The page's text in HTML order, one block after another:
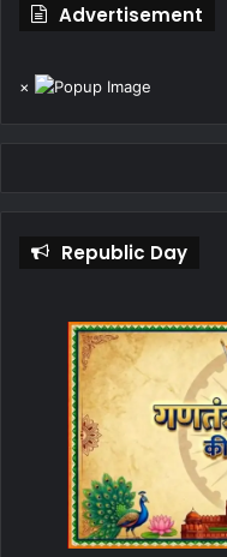
आपके अंदर सकारात्मकता बनी
मीन राशि के जातक आज अपने
आपको अपने मित्रों का भी पूरा
पूरा ध्यान दें, तभी आप उसे
बारे में आज किसी से कोई जिक्र
ले सकता है। आपको किसी मामले
Advertisement
×
Republic Day